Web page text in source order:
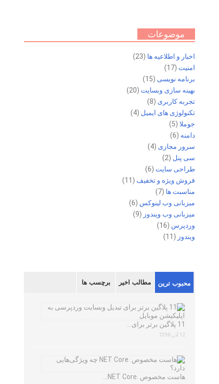
موضوعات
اخبار و اطلاعیه ها (23)
امنیت (17)
برنامه نویسی (15)
بهینه سازی وبسایت (20)
تجربه کاربری (8)
تکنولوژی های ایمیل (4)
جوملا (5)
دامنه (6)
سرور مجازی (4)
سی پنل (2)
طراحی سایت (6)
فروش ویژه و تخفیف (11)
مناسبت ها (7)
میزبانی وب لینوکس (6)
میزبانی وب ویندوز (9)
وردپرس (16)
ویندوز (11)
محبوب ترین مطالب اخیر برچسب ها
11 پلاگین برتر برای…
12 آذر, 1396
هاست مخصوص .NET Core…